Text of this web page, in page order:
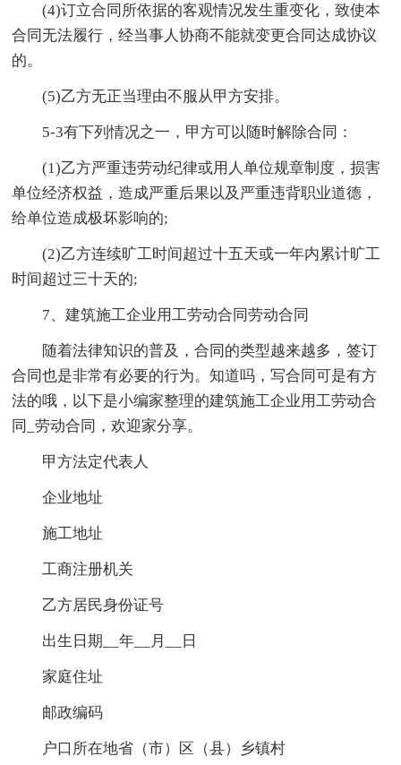
(4)订立合同所依据的客观情况发生重变化，致使本
合同无法履行，经当事人协商不能就变更合同达成协议
的。
(5)乙方无正当理由不服从甲方安排。
5-3有下列情况之一，甲方可以随时解除合同：
(1)乙方严重违劳动纪律或用人单位规章制度，损害
单位经济权益，造成严重后果以及严重违背职业道德，
给单位造成极坏影响的;
(2)乙方连续旷工时间超过十五天或一年内累计旷工
时间超过三十天的;
7、建筑施工企业用工劳动合同劳动合同
随着法律知识的普及，合同的类型越来越多，签订
合同也是非常有必要的行为。知道吗，写合同可是有方
法的哦，以下是小编家整理的建筑施工企业用工劳动合
同_劳动合同，欢迎家分享。
甲方法定代表人
企业地址
施工地址
工商注册机关
乙方居民身份证号
出生日期__年__月__日
家庭住址
邮政编码
户口所在地省（市）区（县）乡镇村